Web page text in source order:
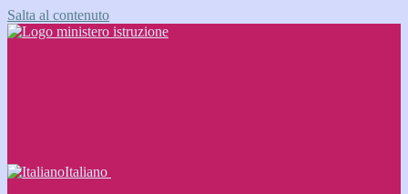
Salta al contenuto
Italiano